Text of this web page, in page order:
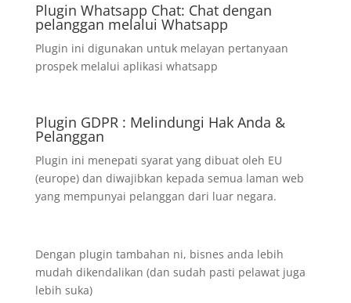
Plugin Whatsapp Chat: Chat dengan
pelanggan melalui Whatsapp
Plugin ini digunakan untuk melayan pertanyaan
prospek melalui aplikasi whatsapp
Plugin GDPR : Melindungi Hak Anda &
Pelanggan
Plugin ini menepati syarat yang dibuat oleh EU
(europe) dan diwajibkan kepada semua laman web
yang mempunyai pelanggan dari luar negara.
Dengan plugin tambahan ni, bisnes anda lebih
mudah dikendalikan (dan sudah pasti pelawat juga
lebih suka)